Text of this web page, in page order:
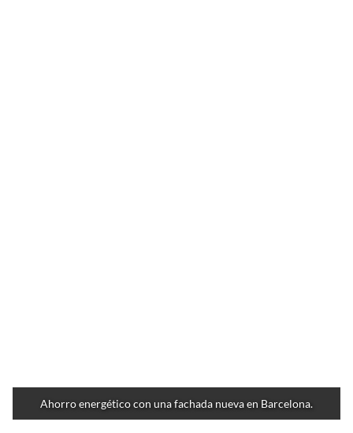
Ahorro energético con una fachada nueva en Barcelona.